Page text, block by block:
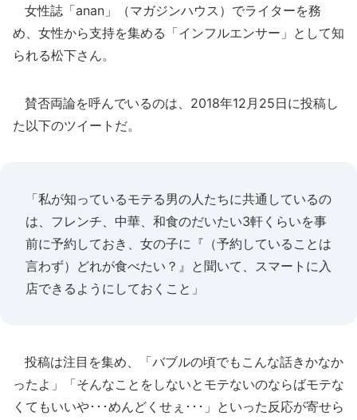
女性誌「anan」（マガジンハウス）でライターを務
め、女性から支持を集める「インフルエンサー」として知
られる松下さん。
賛否両論を呼んでいるのは、2018年12月25日に投稿し
た以下のツイートだ。
「私が知っているモテる男の人たちに共通しているの
は、フレンチ、中華、和食のだいたい3軒くらいを事
前に予約しておき、女の子に『（予約していることは
言わず）どれが食べたい？』と聞いて、スマートに入
店できるようにしておくこと」
投稿は注目を集め、「バブルの頃でもこんな話きかなか
ったよ」「そんなことをしないとモテないのならばモテな
くてもいいや･･･めんどくせぇ･･･」といった反応が寄せら